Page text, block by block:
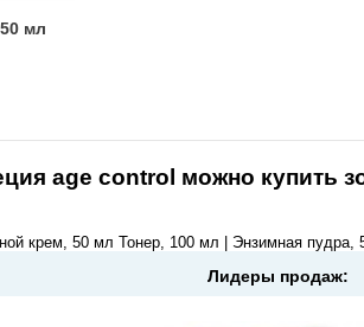
мл
age control можно купить
крем, 50 мл Тонер, 100 мл | Энзимная пудра,
Лидеры продаж: